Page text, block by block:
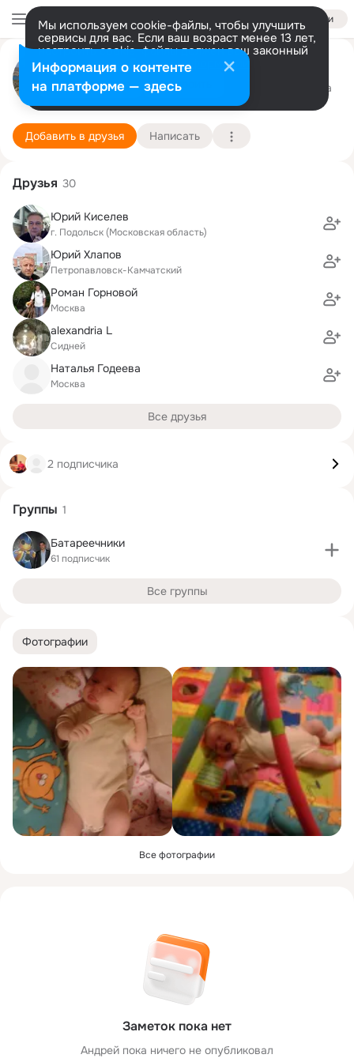
Войти
Мы используем cookie-файлы, чтобы улучшить
сервисы для вас. Если ваш возраст менее 13 лет,
настроить cookie-файлы должен ваш законный
представитель. Больше информации
Разрешить все Настроить
Андрей Казаков
Одинцово 9 марта (53 года)
542 школа
Подробнее
Добавить в друзья Написать
Фотографии
Все фотографии
Заметок пока нет
Андрей пока ничего не опубликовал
Друзья 30
Юрий Киселев
г. Подольск (Московская область)
Юрий Хлапов
Петропавловск-Камчатский
Роман Горновой
Москва
alexandria L
Сидней
Наталья Годеева
Москва
Все друзья
2 подписчика
Группы 1
Батареечники
61 подписчик
Все группы
Информация о контенте
на платформе — здесь